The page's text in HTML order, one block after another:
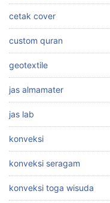
cetak cover
custom quran
geotextile
jas almamater
jas lab
konveksi
konveksi seragam
konveksi toga wisuda